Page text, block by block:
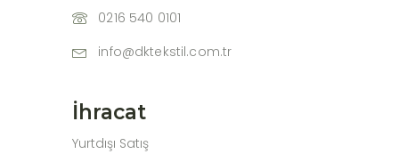
0216 540 0101
info@dktekstil.com.tr
İhracat
Yurtdışı Satış